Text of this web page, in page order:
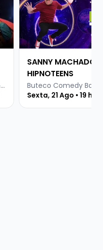
Buteco Comedy Bar - Canoas
SANNY MACHADO -
HIPNOTEENS
Sexta, 21 Ago • 19